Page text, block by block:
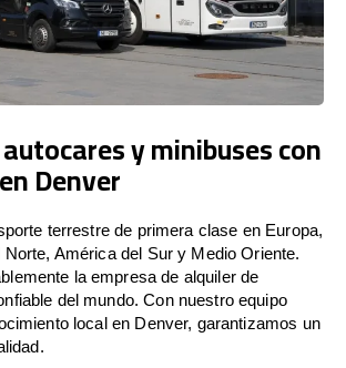
y minibuses con
Denver
terrestre de primera clase en Europa,
América del Sur y Medio Oriente.
la empresa de alquiler de
del mundo. Con nuestro equipo
local en Denver, garantizamos un